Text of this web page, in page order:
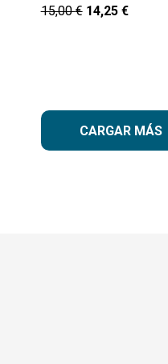
15,00€ 14,25 €
CARGAR MÁS